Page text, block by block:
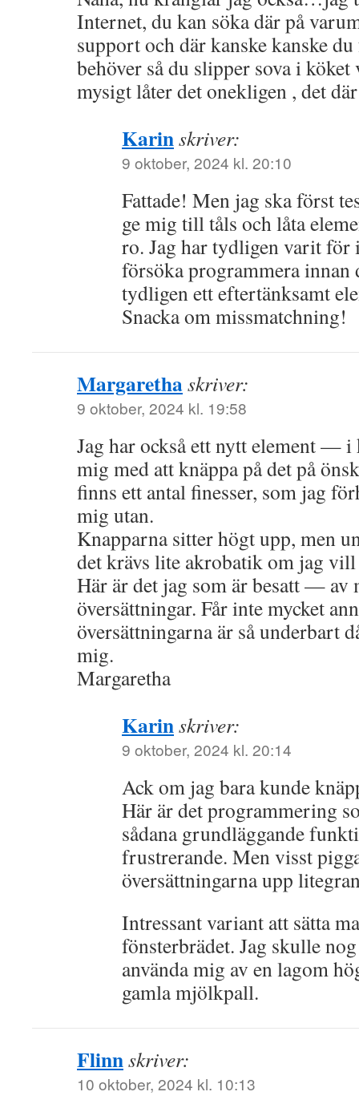
Internet, du kan söka där på
support och där kanske kanske
behöver så du slipper sova i
mysigt låter det onekligen , det
Karinskriver:
9 oktober, 2024 kl. 20:10
Fattade! Men jag ska först
ge mig till tåls och låta
ro. Jag har tydligen varit
försöka programmera innan
tydligen ett eftertänksamt
Snacka om missmatchning!
Margarethaskriver:
9 oktober, 2024 kl. 19:58
Jag har också ett nytt element —
mig med att knäppa på det på
finns ett antal finesser, som jag
mig utan.
Knapparna sitter högt upp, men
det krävs lite akrobatik om jag vill
Här är det jag som är besatt — av
översättningar. Får inte mycket
översättningarna är så underbart
mig.
Margaretha
Karinskriver:
9 oktober, 2024 kl. 20:14
Ack om jag bara kunde
Här är det programmering
sådana grundläggande
frustrerande. Men visst
översättningarna upp
Intressant variant att sätta
fönsterbrädet. Jag skulle
använda mig av en lagom
gamla mjölkpall.
Flinnskriver:
10 oktober, 2024 kl. 10:13